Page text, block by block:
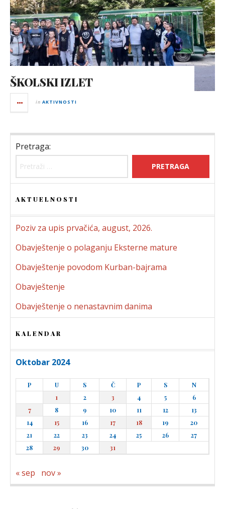
ŠKOLSKI IZLET
in AKTIVNOSTI
Pretraga:
AKTUELNOSTI
Poziv za upis prvačića, august, 2026.
Obavještenje o polaganju Eksterne mature
Obavještenje povodom Kurban-bajrama
Obavještenje
Obavještenje o nenastavnim danima
KALENDAR
Oktobar 2024
P U S Č P S
N
1
2 3 4 5
6
7
8 9 10 11 12
13
14
15 16 17 18 19
20
21
22 23 24 25 26
27
28
29 30 31
« sep nov »